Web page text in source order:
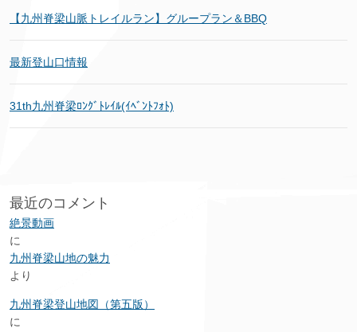
【九州脊梁山脈トレイルラン】グループラン＆BBQ
最新登山口情報
31th九州脊梁ﾛﾝｸﾞﾄﾚｲﾙ(ｲﾍﾞﾝﾄﾌｫﾄ)
最近のコメント
絶景動画
に
九州脊梁山地の魅力
より
九州脊梁登山地図（第五版）
に